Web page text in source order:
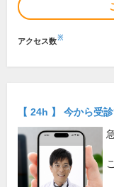
アクセス数※
【 24h 】 今から受